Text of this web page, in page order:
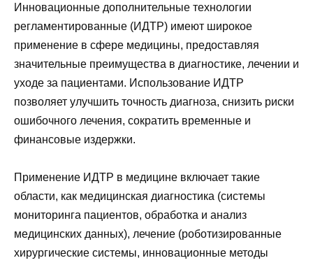
Инновационные дополнительные технологии
регламентированные (ИДТР) имеют широкое
применение в сфере медицины, предоставляя
значительные преимущества в диагностике, лечении и
уходе за пациентами. Использование ИДТР
позволяет улучшить точность диагноза, снизить риски
ошибочного лечения, сократить временные и
финансовые издержки.
Применение ИДТР в медицине включает такие
области, как медицинская диагностика (системы
мониторинга пациентов, обработка и анализ
медицинских данных), лечение (роботизированные
хирургические системы, инновационные методы